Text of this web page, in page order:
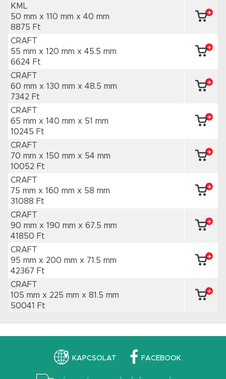
KML
50 mm x 110 mm x 40 mm
8875 Ft
CRAFT
55 mm x 120 mm x 45.5 mm
6624 Ft
CRAFT
60 mm x 130 mm x 48.5 mm
7342 Ft
CRAFT
65 mm x 140 mm x 51 mm
10245 Ft
CRAFT
70 mm x 150 mm x 54 mm
10052 Ft
CRAFT
75 mm x 160 mm x 58 mm
31088 Ft
CRAFT
90 mm x 190 mm x 67.5 mm
41850 Ft
CRAFT
95 mm x 200 mm x 71.5 mm
42367 Ft
CRAFT
105 mm x 225 mm x 81.5 mm
50041 Ft
KAPCSOLAT FACEBOOK